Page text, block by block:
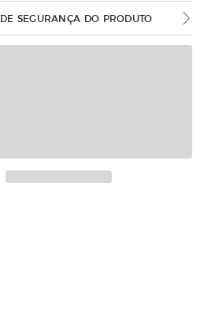
SEGURANÇA DO PRODUTO